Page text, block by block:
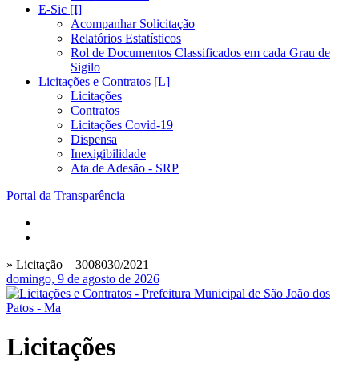
E-Sic [I]
Acompanhar Solicitação
Relatórios Estatísticos
Rol de Documentos Classificados em cada Grau de
Sigilo
Licitações e Contratos [L]
Licitações
Contratos
Licitações Covid-19
Dispensa
Inexigibilidade
Ata de Adesão - SRP
Portal da Transparência
» Licitação – 3008030/2021
domingo, 9 de agosto de 2026
Licitações